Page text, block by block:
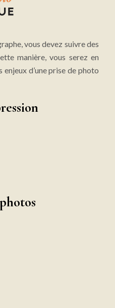
vous devez suivre des
manière, vous serez en
d’une prise de photo